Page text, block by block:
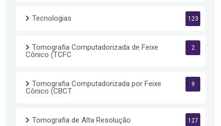
Tecnologias 123
Tomografia Computadorizada de Feixe
Cônico (TCFC
2
Tomografia Computadorizada por Feixe
Cônico (CBCT
9
Tomografia de Alta Resolução 127